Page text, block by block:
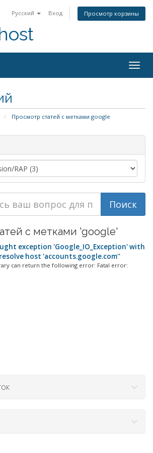
Русский Вход Просмотр корзины
Просмотр статей с метками google
с метками 'google'
exception 'Google_IO_Exception' with
host 'accounts.google.com''
can return the following error: Fatal error: